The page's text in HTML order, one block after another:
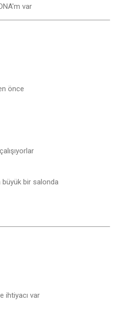
var
önce
büyük bir salonda
ihtiyacı var